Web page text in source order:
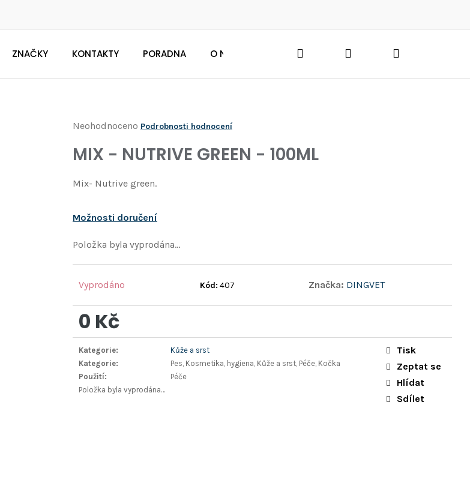
ZNAČKY KONTAKTY PORADNA O NÁS Hledat PřihlášeníNákupní
Průměrné
produktu
5
hvězdiček.
Neohodnoceno Podrobnosti hodnocení
MIX - NUTRIVE GREEN - 100ML
Mix- Nutrive green.
Možnosti doručení
Položka byla vyprodána…
Vyprodáno Kód: 407 Značka: DINGVET
0 Kč
Měrná
cena:
Kategorie:
Kůže a srst
Kategorie:
Pes, Kosmetika, hygiena, Kůže a srst, Péče, Kočka
Použití:
Péče
Položka byla vyprodána…
Tisk
Zeptat se
Hlídat
Sdílet
NAJÍT?